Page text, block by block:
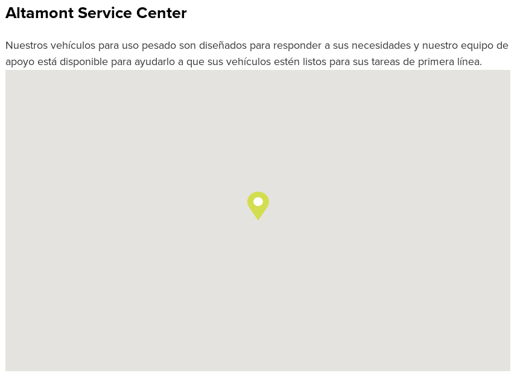
Altamont Service Center
Nuestros vehículos para uso pesado son diseñados para responder a sus necesidades y nuestro equipo de
apoyo está disponible para ayudarlo a que sus vehículos estén listos para sus tareas de primera línea.